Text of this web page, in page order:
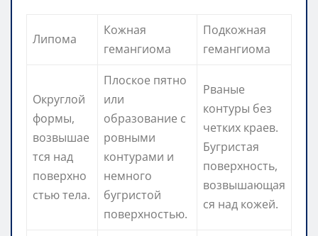
Липома
Кожная
гемангиома
Подкожная
гемангиома
Округлой
формы,
возвышае
тся над
поверхно
стью тела.
Плоское пятно
или
образование с
ровными
контурами и
немного
бугристой
поверхностью.
Рваные
контуры без
четких краев.
Бугристая
поверхность,
возвышающая
ся над кожей.